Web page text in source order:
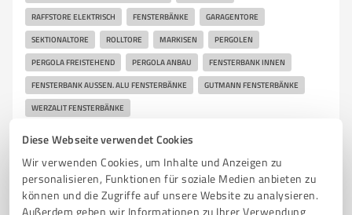
Diese Webseite verwendet Cookies
Wir verwenden Cookies, um Inhalte und Anzeigen zu
personalisieren, Funktionen für soziale Medien anbieten zu
können und die Zugriffe auf unsere Website zu analysieren.
Außerdem geben wir Informationen zu Ihrer Verwendung
RAFFSTORE ELEKTRISCH FENSTERBÄNKE GARAGENTORE
SEKTIONALTORE ROLLTORE MARKISEN PERGOLEN
PERGOLA FREISTEHEND PERGOLA ANBAU FENSTERBANK INNEN
FENSTERBANK AUSSEN. ALU FENSTERBÄNKE GUTMANN FENSTERBÄNKE
WERZALIT FENSTERBÄNKE
Kronprinzstraße 8, 70173 Stuttgart
Tel. +49 711 860600
info@fensterversand.com
www.fensterversand.com/